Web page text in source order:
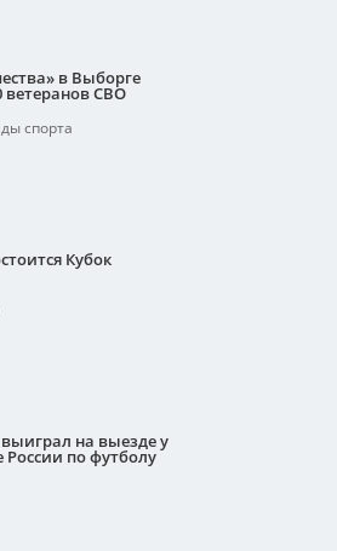
в Выборге
ветеранов СВО
спорта
Кубок
на выезде у
по футболу